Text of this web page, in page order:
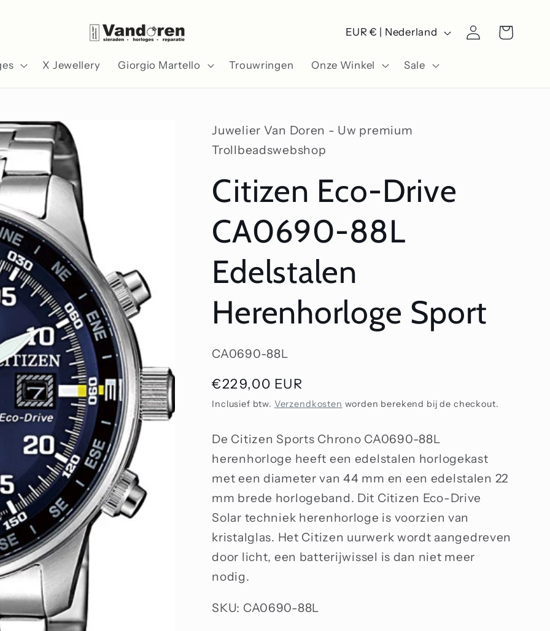
X Jewellery Giorgio Martello Trouwringen Onze Winkel Sale
L
n
/
g
EUR € | Nederland InloggenWinkelwagen
Juwelier Van Doren - Uw premium
Trollbeadswebshop
Citizen Eco-Drive
CA0690-88L
Edelstalen
Herenhorloge Sport
SKU:
CA0690-88L
Normale
prijs
€229,00 EUR
Inclusief btw. Verzendkosten worden berekend bij de checkout.
De Citizen Sports Chrono CA0690-88L
herenhorloge heeft een edelstalen horlogekast
met een diameter van 44 mm en een edelstalen 22
mm brede horlogeband. Dit Citizen Eco-Drive
Solar techniek herenhorloge is voorzien van
kristalglas. Het Citizen uurwerk wordt aangedreven
door licht, een batterijwissel is dan niet meer
nodig.
SKU: CA0690-88L